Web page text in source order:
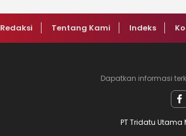
Redaksi Tentang Kami Indeks
Dapatkan informasi
PT Tridatu